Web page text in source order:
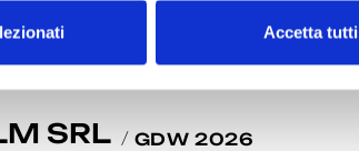
Accetta tutti
GDW 2026
GDW 2026
SRL